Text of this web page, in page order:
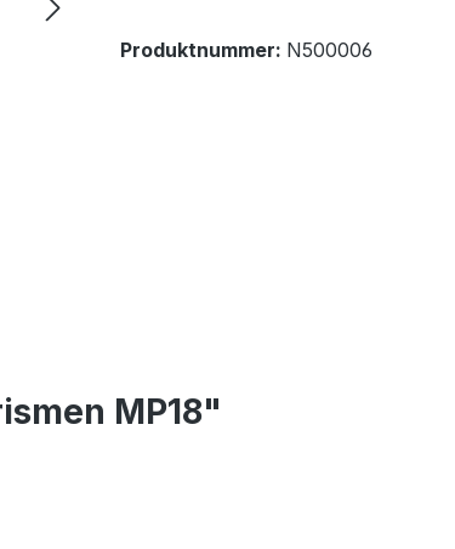
Produktnummer: N500006
MP18"